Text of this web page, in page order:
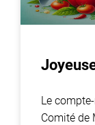
Le
Comité de